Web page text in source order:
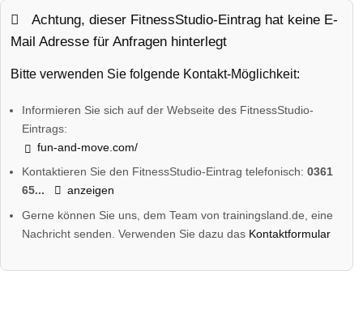
Achtung, dieser FitnessStudio-Eintrag hat keine E-
Mail Adresse für Anfragen hinterlegt
Bitte verwenden Sie folgende Kontakt-Möglichkeit:
Informieren Sie sich auf der Webseite des FitnessStudio-
Eintrags:
fun-and-move.com/
Kontaktieren Sie den FitnessStudio-Eintrag telefonisch:0361
65...
anzeigen
Gerne können Sie uns, dem Team von trainingsland.de, eine
Nachricht senden. Verwenden Sie dazu das Kontaktformular